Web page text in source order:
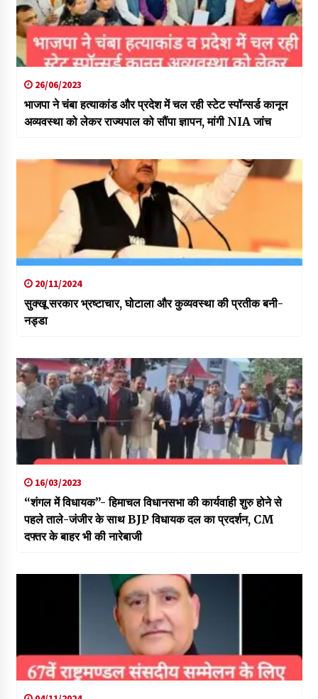
26/06/2023
भाजपा ने चंबा हत्याकांड और प्रदेश में चल रही स्टेट स्पॉन्सर्ड कानून
अव्यवस्था को लेकर राज्यपाल को सौंपा ज्ञापन, मांगी NIA जांच
20/11/2024
सुक्खू सरकार भ्रष्टाचार, घोटाला और कुव्यवस्था की प्रतीक बनी-
नड्डा
16/03/2023
“शंगल में विधायक”- हिमाचल विधानसभा की कार्यवाही शुरु होने से
पहले ताले-जंजीर के साथ BJP विधायक दल का प्रदर्शन, CM
दफ्तर के बाहर भी की नारेबाजी